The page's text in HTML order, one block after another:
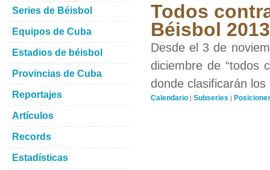
Todos
Béisbol
Desde el 3 de
diciembre de “todos
donde clasificarán
Calendario | Subseries |
Series de Béisbol
Equipos de Cuba
Estadios de béisbol
Provincias de Cuba
Reportajes
Artículos
Records
Estadísticas